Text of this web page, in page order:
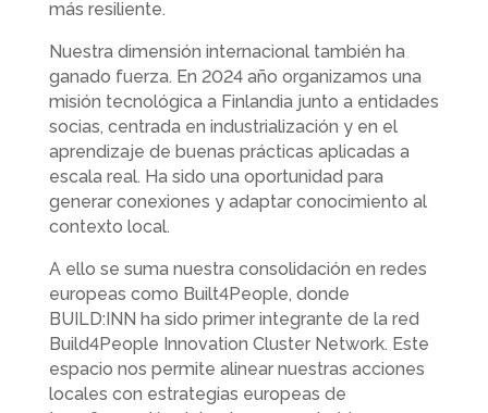
más resiliente.
Nuestra dimensión internacional también ha
ganado fuerza. En 2024 año organizamos una
misión tecnológica a Finlandia junto a entidades
socias, centrada en industrialización y en el
aprendizaje de buenas prácticas aplicadas a
escala real. Ha sido una oportunidad para
generar conexiones y adaptar conocimiento al
contexto local.
A ello se suma nuestra consolidación en redes
europeas como Built4People, donde
BUILD:INN ha sido primer integrante de la red
Build4People Innovation Cluster Network. Este
espacio nos permite alinear nuestras acciones
locales con estrategias europeas de